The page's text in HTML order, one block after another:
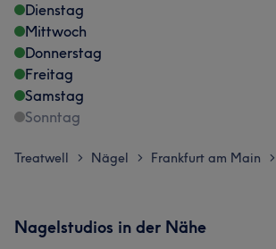
Dienstag
Mittwoch
Donnerstag
Freitag
Samstag
Sonntag
Treatwell > Nägel > Frankfurt am Main >
Nagelstudios in der Nähe